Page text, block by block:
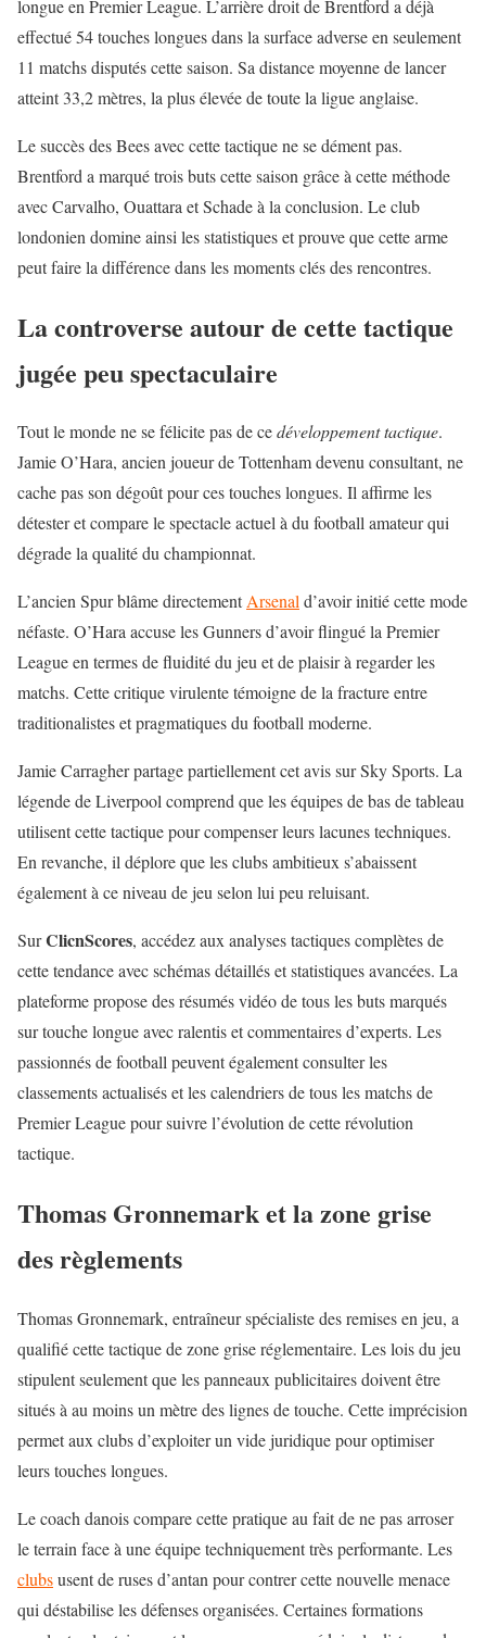
longue en Premier League. L’arrière droit deBrentford a déjà
effectué 54 touches longues dans la surface adverse en seulement
11 matchs disputés cette saison. Sa distance moyenne de lancer
atteint 33,2 mètres, la plus élevée de toute la ligue anglaise.
Le succès des Bees avec cette tactique ne se dément pas.
Brentford a marqué trois buts cette saison grâce à cette méthode
avec Carvalho, Ouattara et Schade à la conclusion. Le club
londonien domine ainsi les statistiques et prouve que cette arme
peut faire la différence dans les moments clés des rencontres.
La controverse autour de cette tactique
jugée peu spectaculaire
Tout le monde ne se félicite pas de cedéveloppement tactique.
Jamie O’Hara, ancien joueur de Tottenham devenu consultant, ne
cache pas son dégoût pour ces touches longues. Il affirme les
détester et compare le spectacle actuel à du football amateur qui
dégrade la qualité du championnat.
L’ancien Spur blâme directementArsenald’avoir initié cette mode
néfaste. O’Hara accuse les Gunners d’avoir flingué la Premier
League en termes de fluidité du jeu et de plaisir à regarder les
matchs. Cette critique virulente témoigne de la fracture entre
traditionalistes et pragmatiques du football moderne.
Jamie Carragher partage partiellement cet avis sur Sky Sports. La
légende de Liverpool comprend que les équipes de bas de tableau
utilisent cette tactique pour compenser leurs lacunes techniques.
En revanche, il déplore que les clubs ambitieux s’abaissent
également à ce niveau de jeu selon lui peu reluisant.
SurClicnScores, accédez aux analyses tactiques complètes de
cette tendance avec schémas détaillés et statistiques avancées. La
plateforme propose des résumés vidéo de tous les buts marqués
sur touche longue avec ralentis et commentaires d’experts. Les
passionnés de football peuvent également consulter les
classements actualisés et les calendriers de tous les matchs de
Premier League pour suivre l’évolution de cette révolution
tactique.
Thomas Gronnemark et la zone grise
des règlements
Thomas Gronnemark, entraîneur spécialiste des remises en jeu, a
qualifié cette tactique de zone grise réglementaire. Les lois du jeu
stipulent seulement que les panneaux publicitaires doivent être
situés à au moins un mètre des lignes de touche. Cette imprécision
permet aux clubs d’exploiter un vide juridique pour optimiser
leurs touches longues.
Le coach danois compare cette pratique au fait de ne pas arroser
le terrain face à une équipe techniquement très performante. Les
clubsusent de ruses d’antan pour contrer cette nouvelle menace
qui déstabilise les défenses organisées. Certaines formations